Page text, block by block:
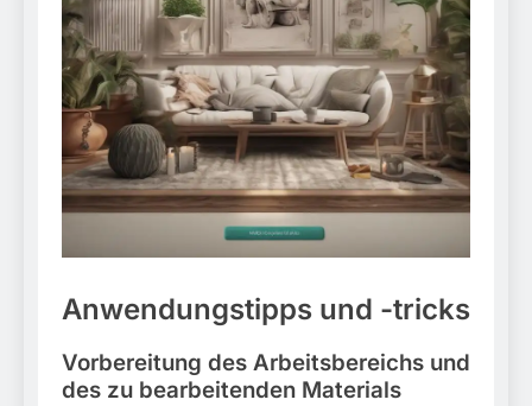
Anwendungstipps und -tricks
Vorbereitung des Arbeitsbereichs und
des zu bearbeitenden Materials